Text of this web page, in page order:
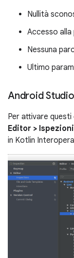
Nullità
Accesso
Nessuna
Ultimo
Android Studio
Per attivare
Editor > Ispezioni
in Kotlin